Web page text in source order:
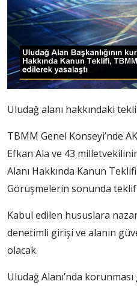
Uludağ alanı hakkındaki
TBMM Genel Konseyi’nde
Efkan Ala ve 43
Alanı Hakkında Kanun
Görüşmelerin sonunda
Kabul edilen hususlara
denetimli girişi ve alanın
olacak.
Uludağ Alanı’nda